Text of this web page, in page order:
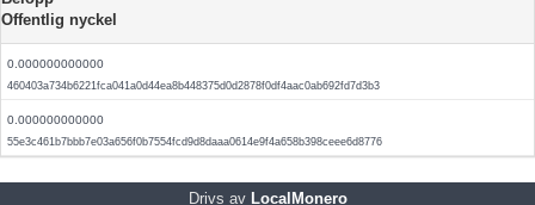
Offentlig nyckel
0.000000000000
460403a734b6221fca041a0d44ea8b448375d0d2878f0df4aac0ab692fd7d3b3
0.000000000000
55e3c461b7bbb7e03a656f0b7554fcd9d8daaa0614e9f4a658b398ceee6d8776
Drivs avLocalMonero